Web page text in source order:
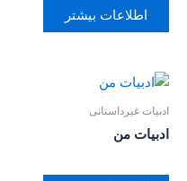
اطلاعات بیشتر
ادبیات غیرداستانی
ادبیات من